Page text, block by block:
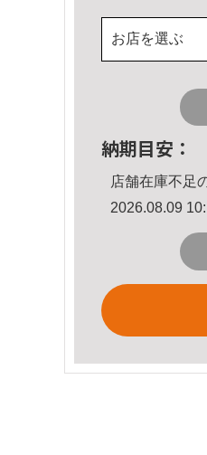
お店を選ぶ
納期目安：
店舗在庫不足
2026.08.09